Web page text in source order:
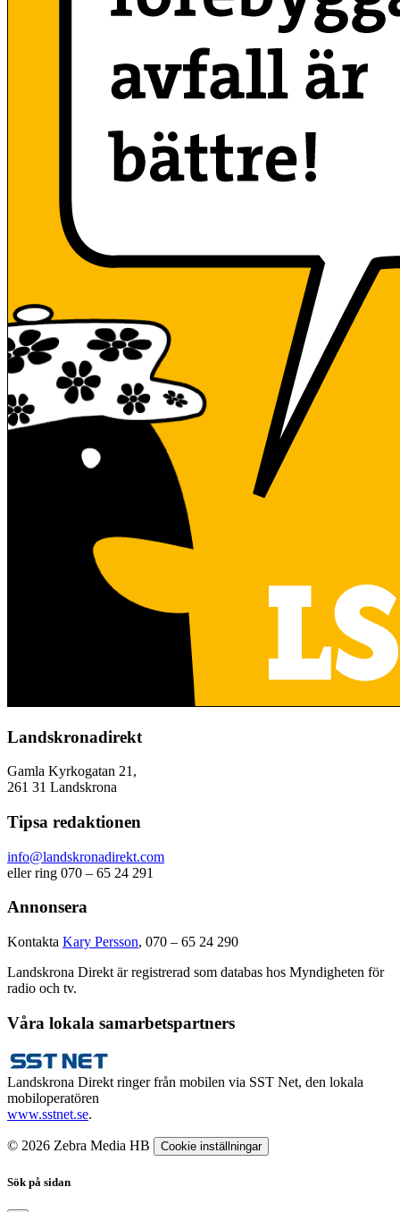
Landskronadirekt
Gamla Kyrkogatan 21,
261 31 Landskrona
Tipsa redaktionen
info@landskronadirekt.com
eller ring 070 – 65 24 291
Annonsera
Kontakta Kary Persson, 070 – 65 24 290
Landskrona Direkt är registrerad som databas hos Myndigheten för
radio och tv.
Våra lokala samarbetspartners
Landskrona Direkt ringer från mobilen via SST Net, den lokala
mobiloperatören
www.sstnet.se.
© 2026 Zebra Media HB Cookie inställningar
Sök på sidan